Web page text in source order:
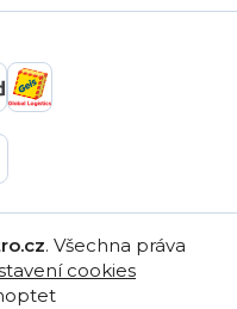
. Všechna práva
cookies